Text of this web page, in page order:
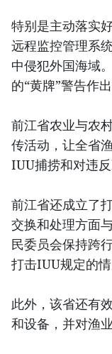
特别是主动落实
远程监控管理系
中侵犯外国海域
的“黄牌”警告作出
前江省农业与农
传活动，让全省
IUU捕捞和对违
前江省还成立了
交换和处理方面
民委员会保持跨
打击IUU规定的情
此外，该省还有
和设备，并对渔